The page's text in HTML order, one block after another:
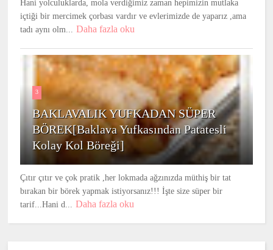
Hani yolculuklarda, mola verdiğimiz zaman hepimizin mutlaka
içtiği bir mercimek çorbası vardır ve evlerimizde de yaparız ,ama
tadı aynı olm...
Daha fazla oku
3
BAKLAVALIK YUFKADAN SÜPER
BÖREK[Baklava Yufkasından Patatesli
Kolay Kol Böreği]
Çıtır çıtır ve çok pratik ,her lokmada ağzınızda müthiş bir tat
bırakan bir börek yapmak istiyorsanız!!! İşte size süper bir
tarif...Hani d...
Daha fazla oku